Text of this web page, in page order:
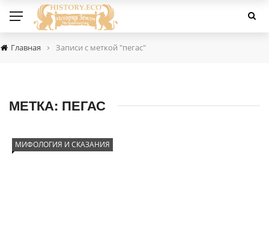
Главная › Записи с меткой "пегас"
МЕТКА: ПЕГАС
МИФОЛОГИЯ И СКАЗАНИЯ